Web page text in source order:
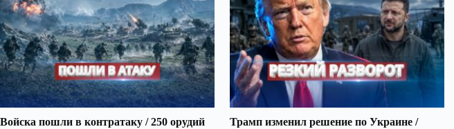
Войска пошли в контратаку / 250 орудий
Трамп изменил решение по Украине /